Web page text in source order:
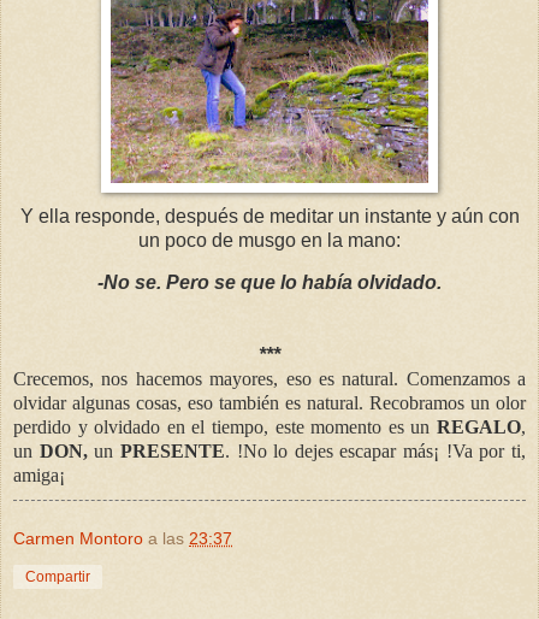
Y ella responde, después de meditar un instante y aún con
un poco de musgo en la mano:
-No se. Pero se que lo había olvidado.
***
Crecemos, nos hacemos mayores, eso es natural. Comenzamos a
olvidar algunas cosas, eso también es natural. Recobramos un olor
perdido y olvidado en el tiempo, este momento es un REGALO,
un DON,un PRESENTE. !No lo dejes escapar más¡ !Va por ti,
amiga¡
Carmen Montoro a las 23:37
Compartir